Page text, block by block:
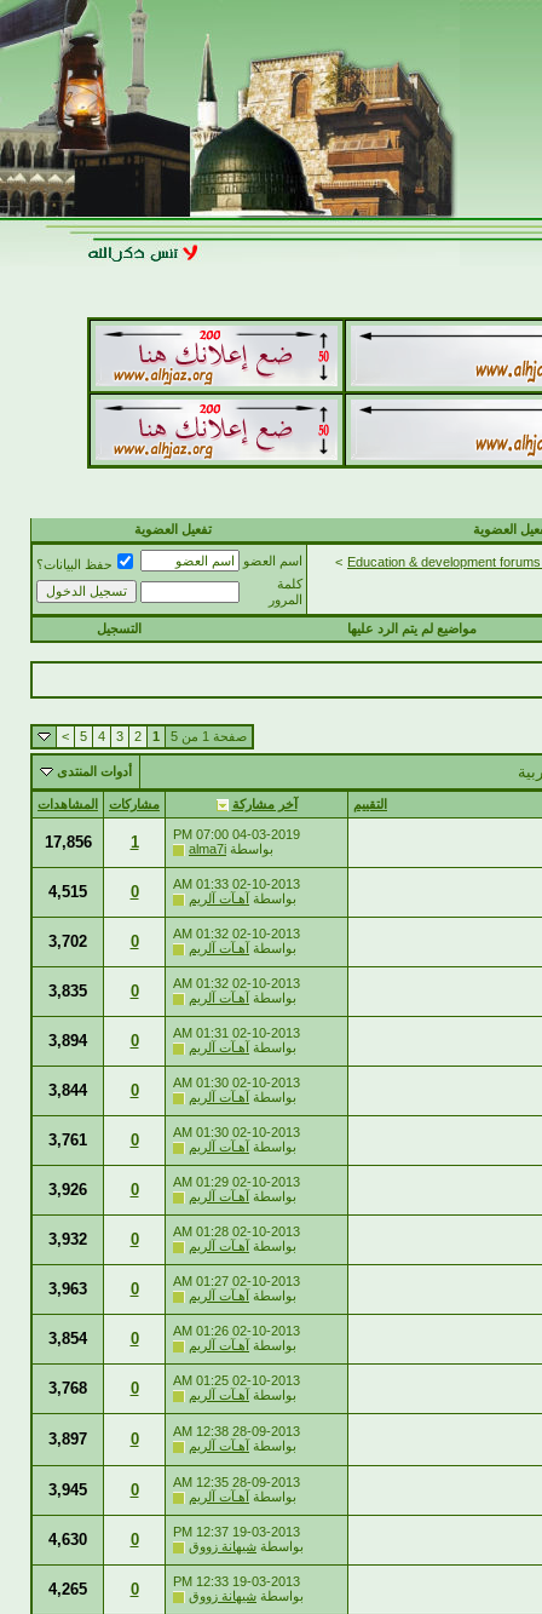
العضوية تفعيل العضوية
> اسم العضو
حفظ البيانات؟
كلمة
المرور
مواضيع لم يتم الرد عليها
التسجيل
صفحة 1 من 5 1
2
3
4
5
>
أدوات المنتدى
التقييم آخر مشاركة مشاركات المشاهدات
04-03-2019
07:00 PM
بواسطة alma7i
1
17,856
02-10-2013
01:33 AM
بواسطة آهـآت آلريم 0
4,515
02-10-2013
01:32 AM
بواسطة آهـآت آلريم 0
3,702
02-10-2013
01:32 AM
بواسطة آهـآت آلريم 0
3,835
02-10-2013
01:31 AM
بواسطة آهـآت آلريم 0
3,894
02-10-2013
01:30 AM
بواسطة آهـآت آلريم 0
3,844
02-10-2013
01:30 AM
بواسطة آهـآت آلريم 0
3,761
02-10-2013
01:29 AM
بواسطة آهـآت آلريم 0
3,926
02-10-2013
01:28 AM
بواسطة آهـآت آلريم 0
3,932
02-10-2013
01:27 AM
بواسطة آهـآت آلريم 0
3,963
02-10-2013
01:26 AM
بواسطة آهـآت آلريم 0
3,854
02-10-2013
01:25 AM
بواسطة آهـآت آلريم 0
3,768
28-09-2013
12:38 AM
بواسطة آهـآت آلريم 0
3,897
28-09-2013
12:35 AM
بواسطة آهـآت آلريم 0
3,945
19-03-2013
12:37 PM
بواسطة شيهانة زووق 0
4,630
19-03-2013
12:33 PM
بواسطة شيهانة زووق 0
4,265